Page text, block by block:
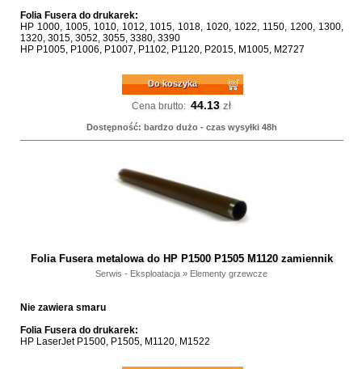
Folia Fusera do drukarek:
HP 1000, 1005, 1010, 1012, 1015, 1018, 1020, 1022, 1150, 1200, 1300,
1320, 3015, 3052, 3055, 3380, 3390
HP P1005, P1006, P1007, P1102, P1120, P2015, M1005, M2727
Do koszyka
Cena brutto: 44.13 zł
Dostępność: bardzo dużo - czas wysyłki 48h
Folia Fusera metalowa do HP P1500 P1505 M1120 zamiennik
Serwis - Eksploatacja » Elementy grzewcze
Nie zawiera smaru
Folia Fusera do drukarek:
HP LaserJet P1500, P1505, M1120, M1522